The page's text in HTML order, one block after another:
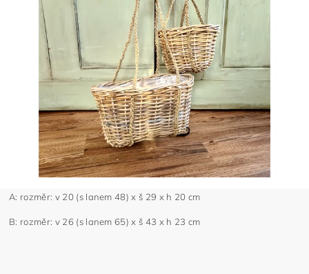
A: rozměr: v 20 (s lanem 48) x š 29 x h 20 cm
B: rozměr: v 26 (s lanem 65) x š 43 x h 23 cm